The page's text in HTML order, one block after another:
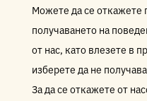
Можете да се откажете
получаването на
от нас, като влезете в
изберете да не
За да се откажете от